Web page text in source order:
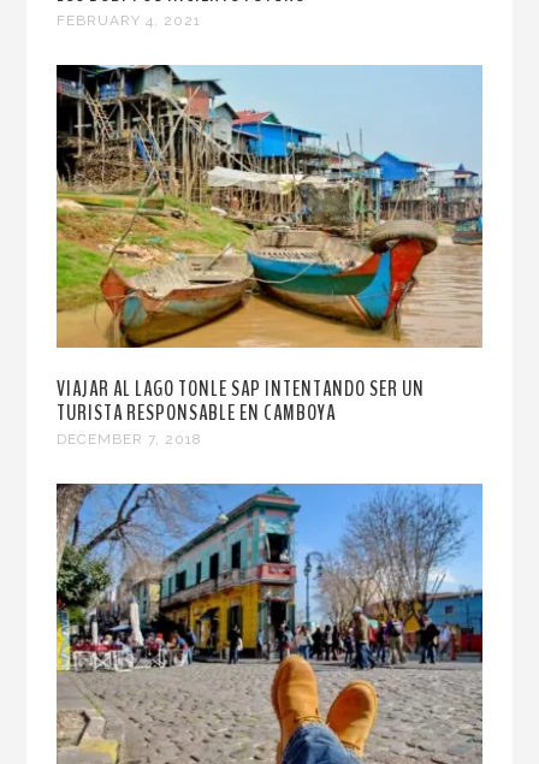
FEBRUARY 4, 2021
VIAJAR AL LAGO TONLE SAP INTENTANDO SER UN
TURISTA RESPONSABLE EN CAMBOYA
DECEMBER 7, 2018